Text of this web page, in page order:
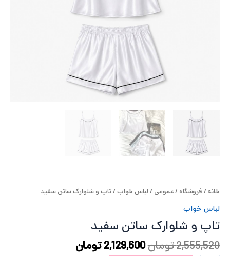
خانه/فروشگاه/عمومی/لباس خواب/ تاپ و شلوارک ساتن سفید
لباس خواب
تاپ و شلوارک ساتن سفید
2,555,520تومان2,129,600تومان